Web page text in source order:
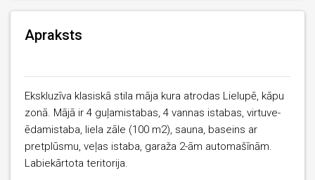
Apraksts
Ekskluzīva klasiskā stila māja kura atrodas Lielupē, kāpu
zonā. Mājā ir 4 guļamistabas, 4 vannas istabas, virtuve-
ēdamistaba, liela zāle (100 m2), sauna, baseins ar
pretplūsmu, veļas istaba, garaža 2-ām automašīnām.
Labiekārtota teritorija.